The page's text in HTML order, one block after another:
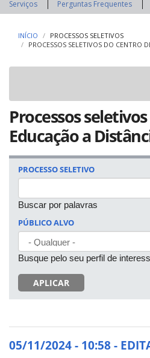
Serviços Perguntas Frequentes
INÍCIO
PROCESSOS SELETIVOS
PROCESSOS SELETIVOS DO CENTRO
Processos
Educação a
PROCESSO SELETIVO
Buscar por palavras
PÚBLICO ALVO
Busque pelo seu perfil de
APLICAR
05/11/2024 - 10:58 -